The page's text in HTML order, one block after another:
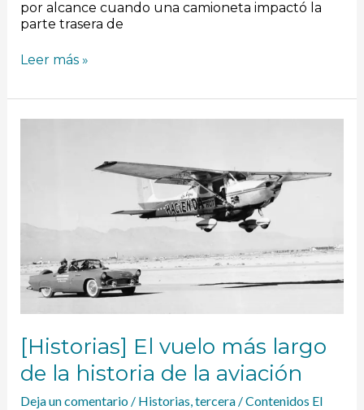
por alcance cuando una camioneta impactó la
parte trasera de
Leer más »
[Historias] El vuelo más largo
de la historia de la aviación
Deja un comentario / Historias tercera/Contenidos El
la
aviación